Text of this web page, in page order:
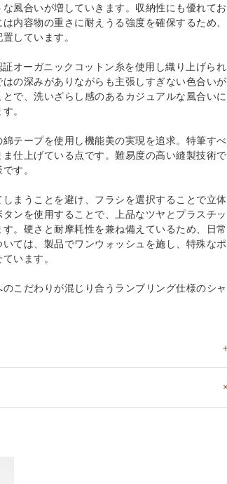
風合いが増していきます。収納性にも優れてお
内容物の重さに耐えうる強度を確保するため、
しています。
オーガニックコットン糸を使用し織り上げられ
の深みがありながらも主張しすぎない色合いが
で、洗いざらし感のあるカジュアルな風合いに
。
テープを使用し機能美の実現を追求。特筆すべ
仕上げている点です。難易度の高い縫製技術で
す。
まうことを避け、フラシを選択することで立体
ンを使用することで、上品なツヤとプラスチッ
。硬さと耐摩耗性を兼ね備えているため、日常
ては、製品でワンウォッシュを施し、特殊なポ
います。
こだわりが混じり合うランブリング仕様のシャ